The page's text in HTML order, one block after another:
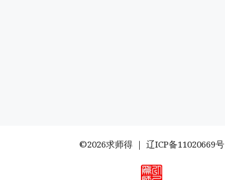
©2026求师得 ｜ 辽ICP备11020669号